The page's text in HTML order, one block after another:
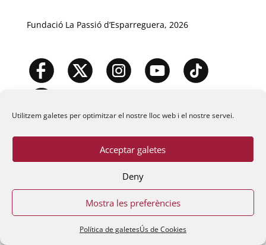
Utilitzem galetes per optimitzar el nostre lloc web i el nostre servei.
Acceptar galetes
Deny
Mostra les preferències
Política de galetesÚs de Cookies
Fundació La Passió d’Esparreguera, 2026